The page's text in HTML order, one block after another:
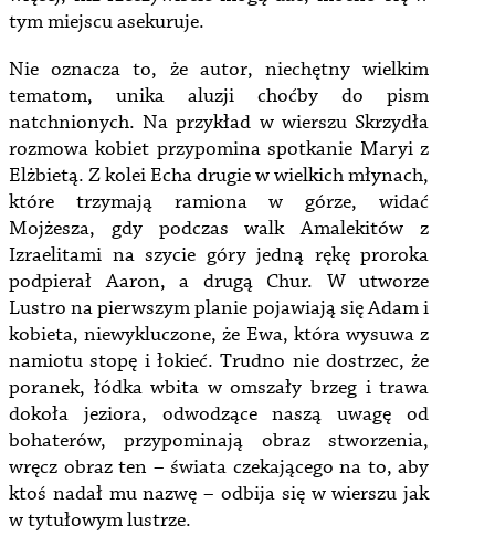
tym miejscu asekuruje.
Nie oznacza to, że autor, niechętny wielkim
tematom, unika aluzji choćby do pism
natchnionych. Na przykład w wierszu Skrzydła
rozmowa kobiet przypomina spotkanie Maryi z
Elżbietą. Z kolei Echa drugie w wielkich młynach,
które trzymają ramiona w górze, widać
Mojżesza, gdy podczas walk Amalekitów z
Izraelitami na szycie góry jedną rękę proroka
podpierał Aaron, a drugą Chur. W utworze
Lustro na pierwszym planie pojawiają się Adam i
kobieta, niewykluczone, że Ewa, która wysuwa z
namiotu stopę i łokieć. Trudno nie dostrzec, że
poranek, łódka wbita w omszały brzeg i trawa
dokoła jeziora, odwodzące naszą uwagę od
bohaterów, przypominają obraz stworzenia,
wręcz obraz ten – świata czekającego na to, aby
ktoś nadał mu nazwę – odbija się w wierszu jak
w tytułowym lustrze.